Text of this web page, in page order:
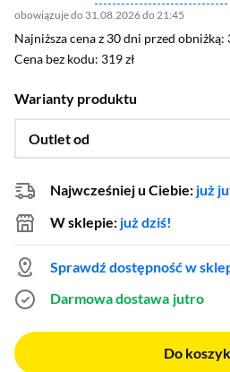
obowiązuje do 31.08.2026 do 21:45
Najniższa cena z 30 dni przed obniżką:
Najniższa cena z 30 dni przed obniżką:
Cena bez kodu: 319 zł
Cena bez kodu: 319 zł
Warianty produktu
Outlet od
Najwcześniej u Ciebie: już
W sklepie: już dziś!
Sprawdź dostępność w
Darmowa dostawa jutro
Do